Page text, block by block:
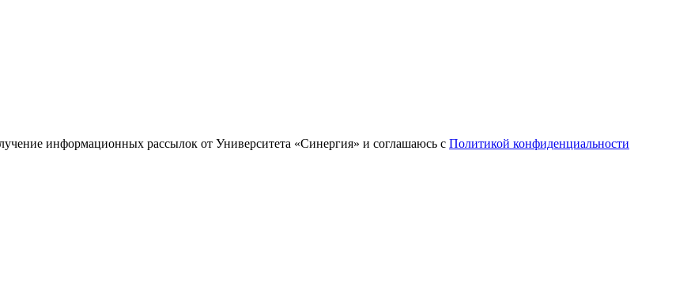
информационных рассылок от Университета «Синергия» и соглашаюсь c Политикой конфиденциальности